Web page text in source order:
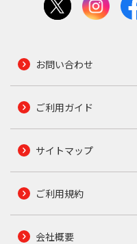
お問い合わせ
ご利用ガイド
サイトマップ
ご利用規約
会社概要